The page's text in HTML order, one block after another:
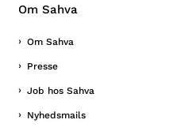
Om Sahva
Om Sahva
Presse
Job hos Sahva
Nyhedsmails